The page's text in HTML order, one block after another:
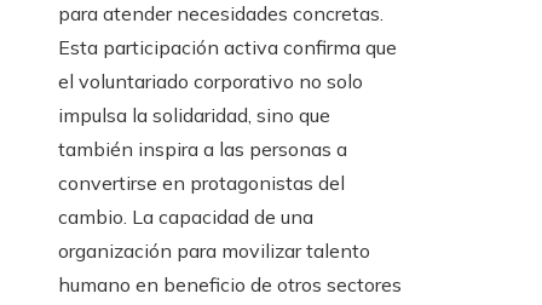
para atender necesidades concretas.
Esta participación activa confirma que
el voluntariado corporativo no solo
impulsa la solidaridad, sino que
también inspira a las personas a
convertirse en protagonistas del
cambio. La capacidad de una
organización para movilizar talento
humano en beneficio de otros sectores